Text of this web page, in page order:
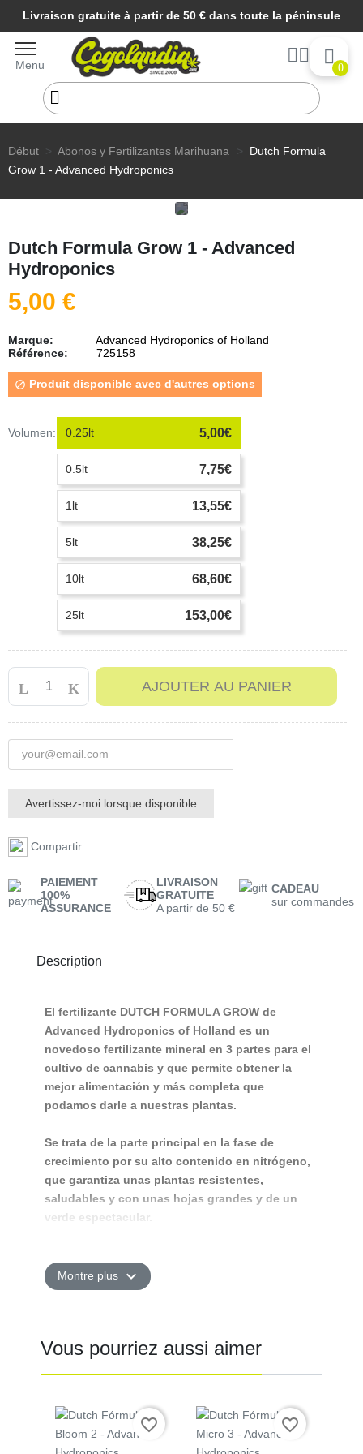
Livraison gratuite à partir de 50 € dans toute la péninsule
Menu 0
Début Abonos y Fertilizantes Marihuana
Dutch Formula
Grow 1 - Advanced Hydroponics
Dutch Formula Grow 1 - Advanced
Hydroponics
5,00 €
Marque:
Advanced Hydroponics of Holland
Référence:
725158
 Produit disponible avec d'autres options
Volumen: 0.25lt 5,00€
0.5lt 7,75€
1lt 13,55€
5lt 38,25€
10lt 68,60€
25lt 153,00€
AJOUTER AU PANIER
Avertissez-moi lorsque disponible
Compartir
PAIEMENT
100%
ASSURANCE
LIVRAISON
GRATUITE
A partir de 50 €
CADEAU
sur commandes
Description
El fertilizante DUTCH FORMULA GROW de
Advanced Hydroponics of Holland es un
novedoso fertilizante mineral en 3 partes para el
cultivo de cannabis y que permite obtener la
mejor alimentación y más completa que
podamos darle a nuestras plantas.
Se trata de la parte principal en la fase de
crecimiento por su alto contenido en nitrógeno,
que garantiza unas plantas resistentes,
saludables y con unas hojas grandes y de un
verde espectacular.
Formula como unos de los mejores 3 en 1 del
mercado, también es importante seguir la tabla
combinación de macronutrientes y
MODE DE EMPLEO:
Montre plus expand_more
Vous pourriez aussi aimer
Prix favorite_border Prix favorite_border